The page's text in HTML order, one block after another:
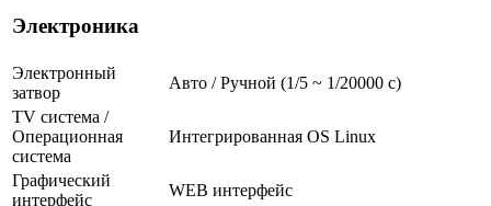
Электроника
Электронный
затвор
Авто / Ручной (1/5 ~ 1/20000 с)
TV система /
Операционная
система
Интегрированная OS Linux
Графический
интерфейс
WEB интерфейс